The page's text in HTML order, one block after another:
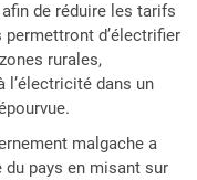
afin de réduire les tarifs
d’électrifier
rurales,
l’électricité dans un
malgache a
du pays en misant sur